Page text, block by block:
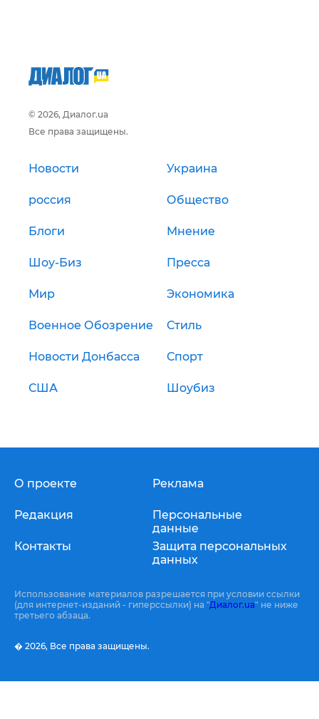
© 2026, Диалог.ua
Все права защищены.
Новости Украина
россия Общество
Блоги Мнение
Шоу-Биз Пресса
Мир Экономика
Военное Обозрение Стиль
Новости Донбасса Спорт
США Шоубиз
О проекте
Редакция
Контакты
Реклама
Персональные
данные
Защита персональных
данных
Использование материалов разрешается при условии ссылки
(для интернет-изданий - гиперссылки) на "Диалог.ua" не ниже
третьего абзаца.
� 2026, Все права защищены.